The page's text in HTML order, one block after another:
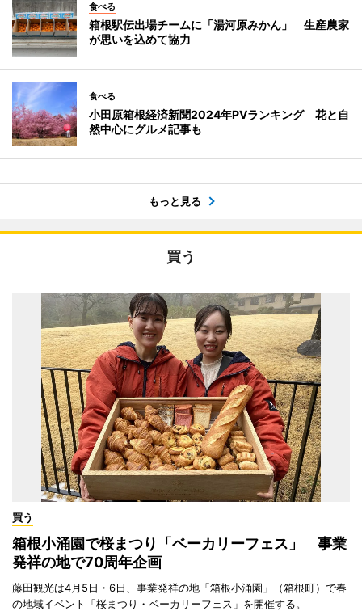
食べる
箱根駅伝出場チームに「湯河原みかん」 生産農家
が思いを込めて協力
食べる
小田原箱根経済新聞2024年PVランキング 花と自
然中心にグルメ記事も
もっと見る
買う
買う
箱根小涌園で桜まつり「ベーカリーフェス」 事業
発祥の地で70周年企画
藤田観光は4月5日・6日、事業発祥の地「箱根小涌園」（箱根町）で春
の地域イベント「桜まつり・ベーカリーフェス」を開催する。